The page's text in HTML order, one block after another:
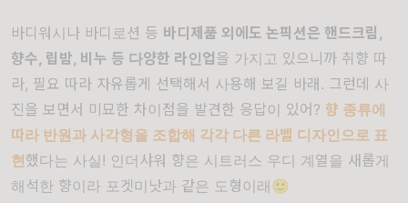
바디워시나 바디로션 등 바디제품 외에도 논픽션은 핸드크림,
향수, 립밤, 비누 등 다양한 라인업 을 가지고 있으니까 취향 따
라, 필요 따라 자유롭게 선택해서 사용해 보길 바래. 그런데 사
진을 보면서 미묘한 차이점을 발견한 응답이 있어? 향 종류에
따라 반원과 사각형을 조합해 각각 다른 라벨 디자인으로 표
현했다는 사실! 인더샤워 향은 시트러스 우디 계열을 새롭게
해석한 향이라 포겟미낫과 같은 도형이래🙂